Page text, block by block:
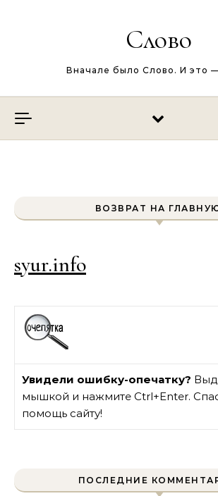
Слово
Вначале было Слово. И это
ВОЗВРАТ НА
syur.info
Увидели ошибку-опечатку?
мышкой и нажмите Ctrl+Enter.
помощь сайту!
ПОСЛЕДНИЕ